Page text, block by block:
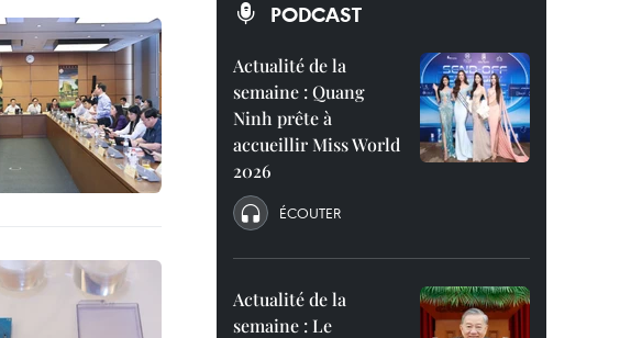
PODCAST
Actualité de la
semaine : Quang
Ninh prête à
accueillir Miss World
2026
ÉCOUTER
Actualité de la
semaine : Le